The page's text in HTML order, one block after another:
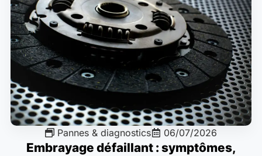
Pannes & diagnostics 06/07/2026
Embrayage défaillant : symptômes,